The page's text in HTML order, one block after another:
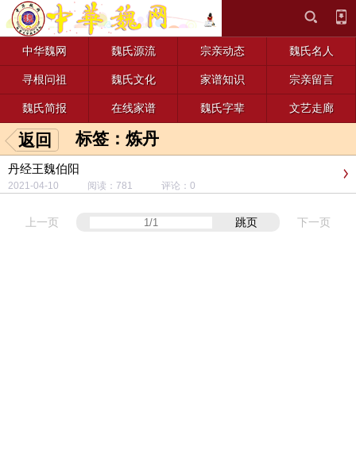
中华魏网 魏氏源流 宗亲动态 魏氏名人
寻根问祖 魏氏文化 家谱知识 宗亲留言
魏氏简报 在线家谱 魏氏字辈 文艺走廊
返回 标签：炼丹
丹经王魏伯阳
2021-04-10 阅读：781 评论：0
上一页 跳页 下一页